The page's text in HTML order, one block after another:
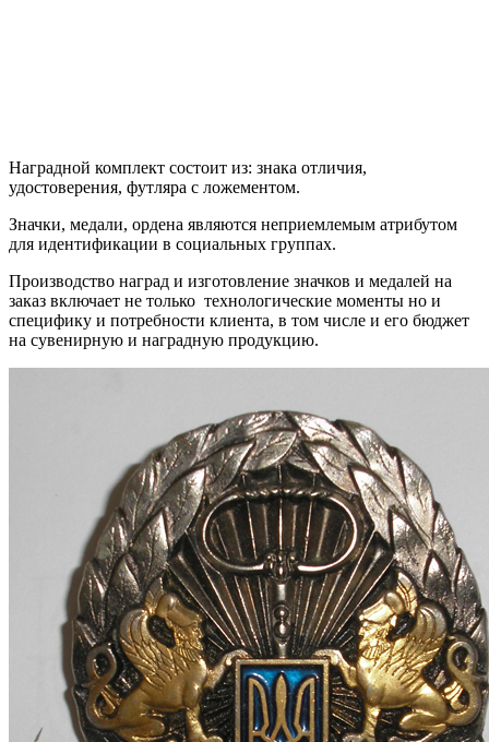
Наградной комплект состоит из: знака отличия,
удостоверения, футляра с ложементом.
Значки, медали, ордена являются неприемлемым атрибутом
для идентификации в социальных группах.
Производство наград и изготовление значков и медалей на
заказ включает не только технологические моменты но и
специфику и потребности клиента, в том числе и его бюджет
на сувенирную и наградную продукцию.